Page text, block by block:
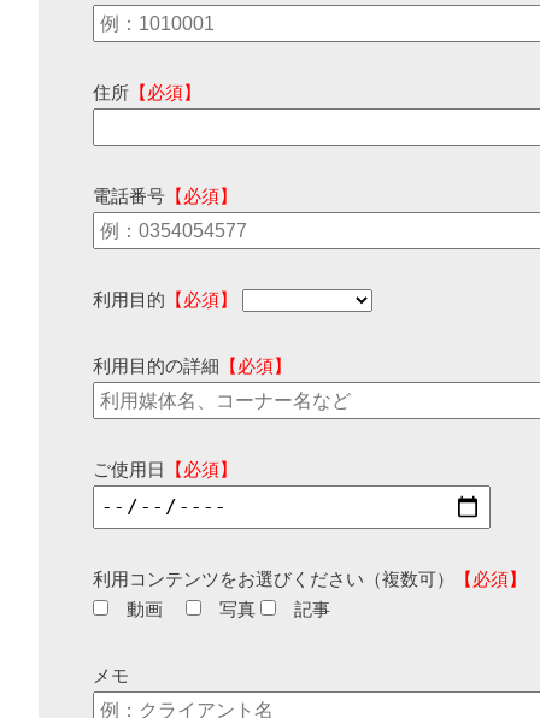
住所 【必須】
電話番号 【必須】
利用目的 【必須】
利用目的の詳細 【必須】
ご使用日 【必須】
利用コンテンツをお選びください（複数可）
【必須】
動画
写真 記事
メモ